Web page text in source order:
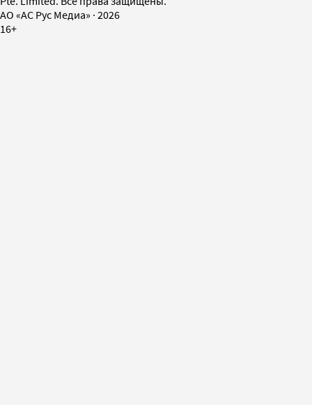
AO «АС Рус Медиа» · 2026
16+